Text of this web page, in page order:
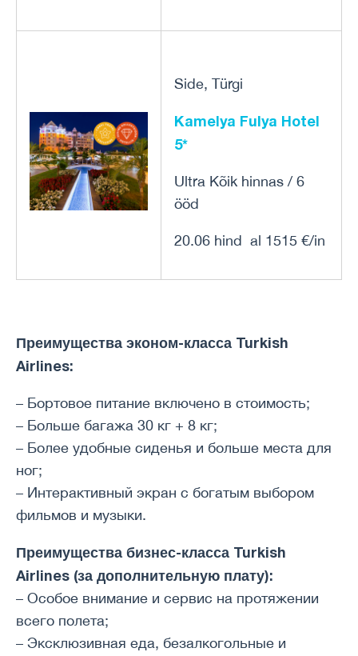
Side, Türgi
Kamelya Fulya Hotel
5*
Ultra Kõik hinnas / 6
ööd
20.06 hind al 1515 €/in
Преимущества эконом-класса Turkish
Airlines:
– Бортовое питание включено в стоимость;
– Больше багажа 30 кг + 8 кг;
– Более удобные сиденья и больше места для
ног;
– Интерактивный экран с богатым выбором
фильмов и музыки.
Преимущества бизнес-класса Turkish
Airlines (за дополнительную плату):
– Особое внимание и сервис на протяжении
всего полета;
– Эксклюзивная еда, безалкогольные и